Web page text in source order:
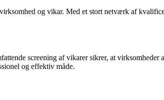
og vikar. Med et stort netværk af
screening af vikarer sikrer, at
og effektiv måde.